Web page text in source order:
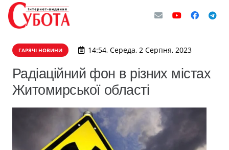
ГАРЯЧІ НОВИНИ 14:54, Середа, 2 Серпня, 2023
Радіаційний фон в різних містах
Житомирської області